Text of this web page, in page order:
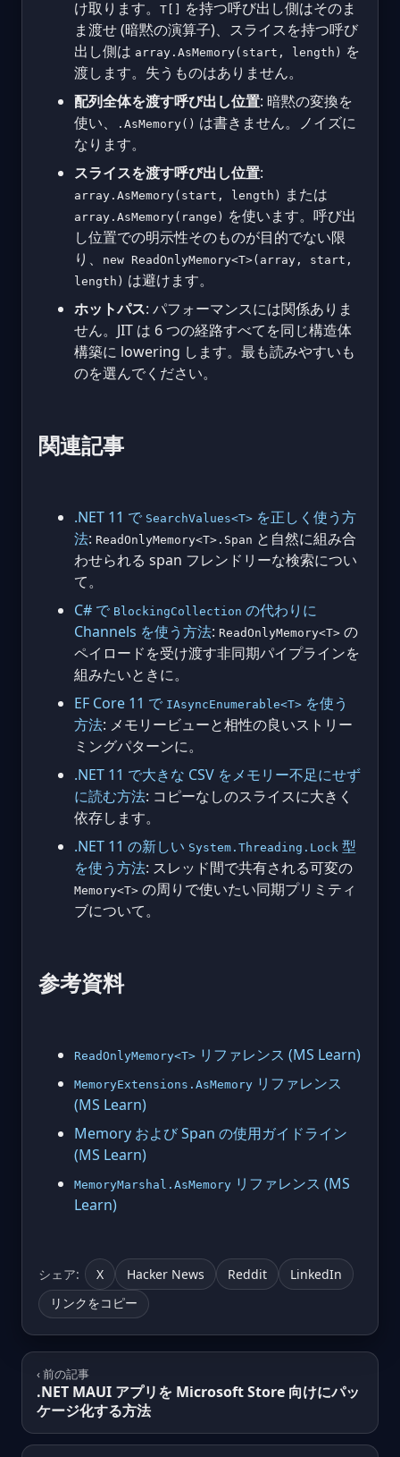
け取ります。 T[]
を持つ呼び出し側はそのま
ま渡せ (暗黙の演算子)、スライスを持つ呼び
出し側は array.AsMemory(start, length) を
渡します。失うものはありません。
配列全体を渡す呼び出し位置: 暗黙の変換を
使い、
.AsMemory() は書きません。ノイズに
なります。
スライスを渡す呼び出し位置:
array.AsMemory(start, length) または
array.AsMemory(range) を使います。呼び出
し位置での明示性そのものが目的でない限
り、
new ReadOnlyMemory<T>(array, start,
length) は避けます。
ホットパス: パフォーマンスには関係ありま
せん。JIT は 6 つの経路すべてを同じ構造体
構築に lowering します。最も読みやすいも
のを選んでください。
関連記事
.NET 11 で SearchValues<T> を正しく使う方
法: ReadOnlyMemory<T>.Span と自然に組み合
わせられる span フレンドリーな検索につい
て。
C# で BlockingCollection の代わりに
Channels を使う方法: ReadOnlyMemory<T> の
ペイロードを受け渡す非同期パイプラインを
組みたいときに。
EF Core 11 で IAsyncEnumerable<T> を使う
方法: メモリービューと相性の良いストリー
ミングパターンに。
.NET 11 で大きな CSV をメモリー不足にせず
に読む方法: コピーなしのスライスに大きく
依存します。
.NET 11 の新しい System.Threading.Lock 型
を使う方法: スレッド間で共有される可変の
Memory<T> の周りで使いたい同期プリミティ
ブについて。
参考資料
ReadOnlyMemory<T> リファレンス (MS Learn)
MemoryExtensions.AsMemory リファレンス
(MS Learn)
Memory および Span の使用ガイドライン
(MS Learn)
MemoryMarshal.AsMemory リファレンス (MS
Learn)
シェア: X Hacker News Reddit LinkedIn
リンクをコピー
‹ 前の記事
.NET MAUI アプリを Microsoft Store 向けにパッ
ケージ化する方法